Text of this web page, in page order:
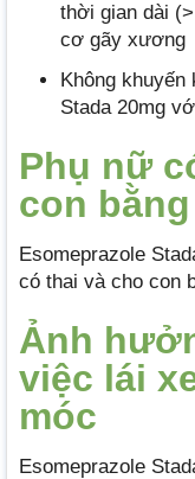
thời gian dài
cơ gãy xương
Không khuyến
Stada 20mg
Phụ nữ
con
Esomeprazole
có thai và cho con
Ảnh
việc lái
móc
Esomeprazole